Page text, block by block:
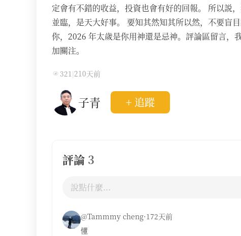
定會有不錯的收益，投資也會有好的回報。 所以説
並臨，是天大好事。 要知其然知其所以然，不要盲
你，2026 年太歲是你用神還是忌神。評論區留言，
加關注。
321 |210天前
子青 + 追蹤
評論 3
@Tammmy cheng·172天前
懂